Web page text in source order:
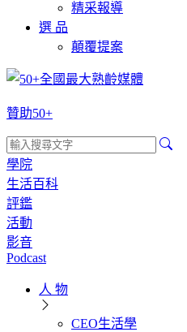
精采報導
選 品
顛覆提案
贊助50+
學院
生活百科
評鑑
活動
影音
Podcast
人 物
CEO生活學